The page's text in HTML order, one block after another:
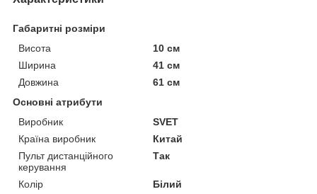
Габаритні розміри
Висота
10 см
Ширина
41 см
Довжина
61 см
Основні атрибути
Виробник
SVET
Країна виробник
Китай
Пульт дистанційного
керування
Так
Колір
Білий